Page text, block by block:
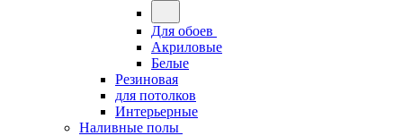
Для обоев
Акриловые
Белые
Резиновая
для потолков
Интерьерные
Наливные полы